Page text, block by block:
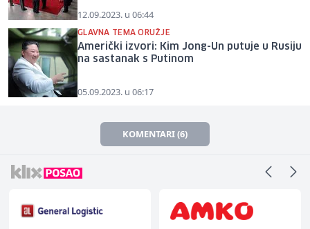
12.09.2023. u 06:44
GLAVNA TEMA ORUŽJE
Američki izvori: Kim Jong-Un putuje u Rusiju
na sastanak s Putinom
05.09.2023. u 06:17
KOMENTARI (6)